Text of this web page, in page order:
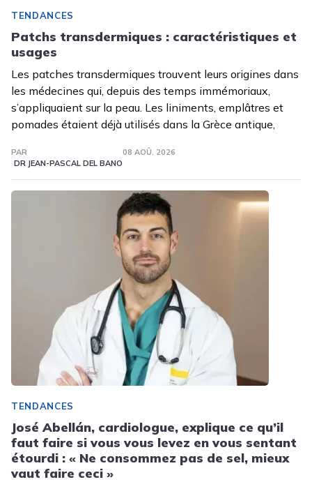
TENDANCES
Patchs transdermiques : caractéristiques et
usages
Les patches transdermiques trouvent leurs origines dans
les médecines qui, depuis des temps immémoriaux,
s’appliquaient sur la peau. Les liniments, emplâtres et
pomades étaient déjà utilisés dans la Grèce antique,
PAR
DR JEAN-PASCAL DEL BANO
08 AOÛ. 2026
TENDANCES
José Abellán, cardiologue, explique ce qu’il
faut faire si vous vous levez en vous sentant
étourdi : « Ne consommez pas de sel, mieux
vaut faire ceci »